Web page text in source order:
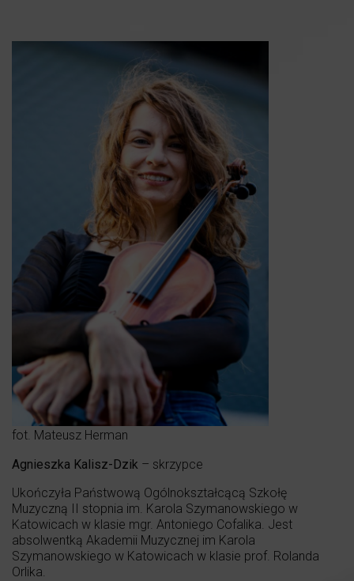
fot. Mateusz Herman
Agnieszka Kalisz-Dzik – skrzypce
Ukończyła Państwową Ogólnokształcącą Szkołę
Muzyczną II stopnia im. Karola Szymanowskiego w
Katowicach w klasie mgr. Antoniego Cofalika. Jest
absolwentką Akademii Muzycznej im Karola
Szymanowskiego w Katowicach w klasie prof. Rolanda
Orlika.